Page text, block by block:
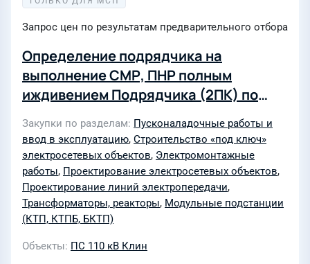
Запрос цен по результатам предварительного отбора
Определение подрядчика на
выполнение СМР, ПНР полным
иждивением Подрядчика (2ПК) по
титулу: Реконструкция ТП-6/0,4кВ
1708 (замена трансформатора 160 кВА
на трансформатор 400 кВА), ПС 181
"Клин", в т.ч. ПИР, МО, Клинский р-н,
Ленинградское ш. для нужд филиала
ПАО «Россети Московский регион»
Северные электрические сети
Закупки по разделам Пусконаладочные работы и
ввод в эксплуатацию, Строительство «под ключ»
электросетевых объектов, Электромонтажные
работы, Проектирование электросетевых объектов,
Проектирование линий электропередачи,
Трансформаторы, реакторы, Модульные подстанции
(КТП, КТПБ, БКТП)
Объекты ПС 110 кВ Клин